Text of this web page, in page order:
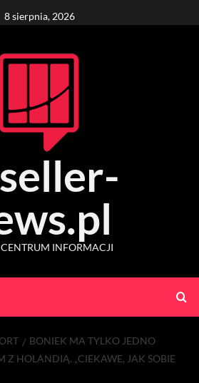
8 sierpnia, 2026
INFORMACJI
BONIEK MA TYLKO JEDNO
Z HOLANDIĄ. „CIEKAWE, JAK SOBIE